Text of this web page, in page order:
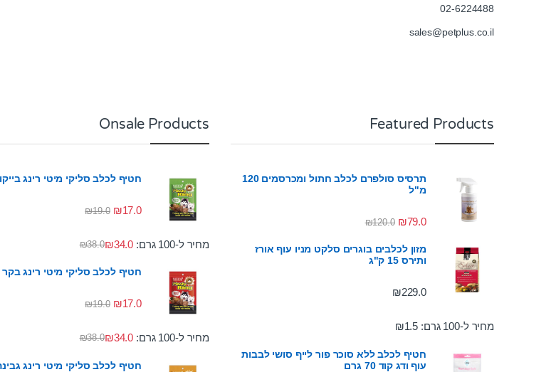
02-6224488
sales@petplus.co.il
Featured Products
תרסיס סולפרם לכלב חתול ומכרסמים 120
מ"ל
₪79.0
₪120.0
מזון לכלבים בוגרים סלקט מניו עוף אורז
ותירס 15 ק"ג
₪229.0
מחיר ל-100 גרם: ₪1.5
חטיף לכלב ללא סוכר פור לייף סושי לבבות
עוף ודג קוד 70 גרם
Onsale Products
חטיף לכלב סליקי מיטי רינג בייקון 50
₪17.0
₪19.0
מחיר ל-100 גרם: ₪38.0₪34.0
חטיף לכלב סליקי מיטי רינג בקר 50 גרם*
₪17.0
₪19.0
מחיר ל-100 גרם: ₪38.0₪34.0
חטיף לכלב סליקי מיטי רינג גבינה 50